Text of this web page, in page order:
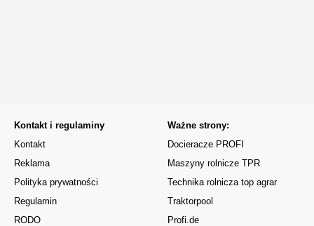
Kontakt i regulaminy
Kontakt
Reklama
Polityka prywatności
Regulamin
RODO
Ważne strony:
Docieracze PROFI
Maszyny rolnicze TPR
Technika rolnicza top agrar
Traktorpool
Profi.de